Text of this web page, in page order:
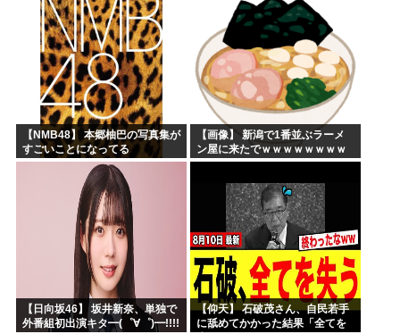
【NMB48】 本郷柚巴の写真集が
すごいことになってる
【画像】 新潟で1番並ぶラーメ
ン屋に来たでｗｗｗｗｗｗｗｗ
【日向坂46】 坂井新奈、単独で
外番組初出演キタ━(゜∀゜)━!!!!
【仰天】 石破茂さん、自民若手
に舐めてかかった結果「全てを